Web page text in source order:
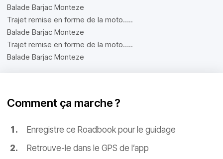
Balade Barjac Monteze
Trajet remise en forme de la moto…..
Balade Barjac Monteze
Trajet remise en forme de la moto…..
Balade Barjac Monteze
Comment ça marche ?
Enregistre ce Roadbook pour le guidage
Retrouve-le dans le GPS de l’app